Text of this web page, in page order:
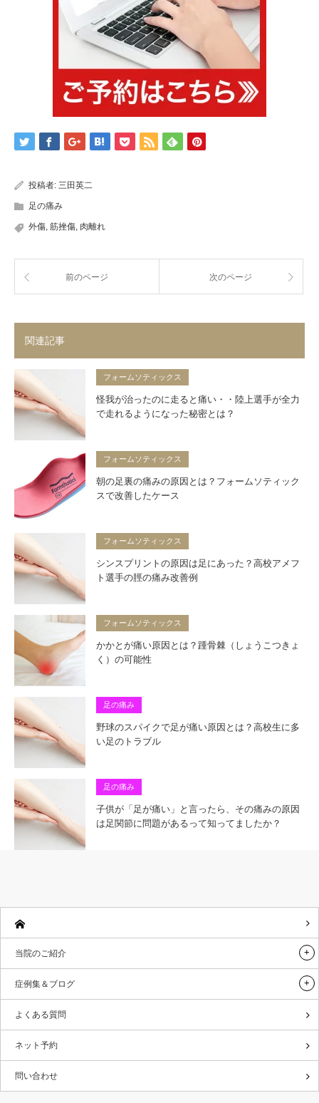
投稿者: 三田英二
足の痛み
外傷, 筋挫傷, 肉離れ
前のページ 次のページ
関連記事
フォームソティックス
怪我が治ったのに走ると痛い・・陸上選手が全力
で走れるようになった秘密とは？
フォームソティックス
朝の足裏の痛みの原因とは？フォームソティック
スで改善したケース
フォームソティックス
シンスプリントの原因は足にあった？高校アメフ
ト選手の脛の痛み改善例
フォームソティックス
かかとが痛い原因とは？踵骨棘（しょうこつきょ
く）の可能性
足の痛み
野球のスパイクで足が痛い原因とは？高校生に多
い足のトラブル
足の痛み
子供が「足が痛い」と言ったら、その痛みの原因
は足関節に問題があるって知ってましたか？
当院のご紹介
症例集＆ブログ
よくある質問
ネット予約
問い合わせ